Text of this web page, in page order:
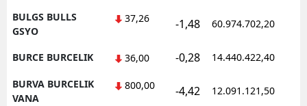
BULGS BULLS
GSYO
37,26 -1,48 60.974.702,20
BURCE BURCELIK 36,00 -0,28 14.440.422,40
BURVA BURCELIK
VANA
800,00 -4,42 12.091.121,50